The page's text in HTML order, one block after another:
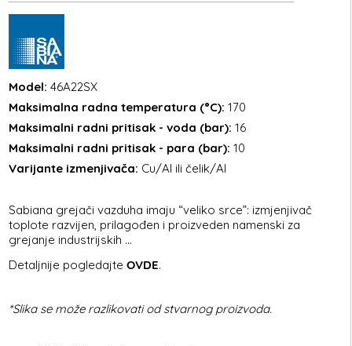
Model: 46A22SX
Maksimalna radna temperatura (°C): 170
Maksimalni radni pritisak - voda (bar): 16
Maksimalni radni pritisak - para (bar): 10
Varijante izmenjivača: Cu/Al ili čelik/Al
Sabiana grejači vazduha imaju “veliko srce”: izmjenjivač
toplote razvijen, prilagođen i proizveden namenski za
grejanje industrijskih ...
Detaljnije pogledajteOVDE.
*Slika se može razlikovati od stvarnog proizvoda.